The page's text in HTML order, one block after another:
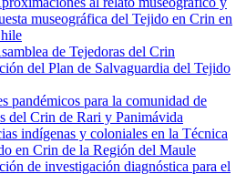
museográfica del Tejido en Crin en
de Tejedoras del Crin
del Plan de Salvaguardia del Tejido
pandémicos para la comunidad de
del Crin de Rari y Panimávida
indígenas y coloniales en la Técnica
en Crin de la Región del Maule
de investigación diagnóstica para el